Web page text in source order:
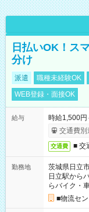
日払いOK！ス
分け
派遣 職種未経験OK
WEB登録・面接OK
給与
時給1,500円
交通費別
交通費 ■ 交
勤務地
茨城県日立
日立駅から
らバイク・
■物流セ